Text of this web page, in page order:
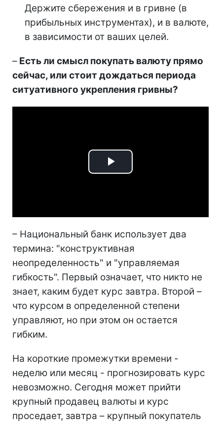
Держите сбережения и в гривне (в
прибыльных инструментах), и в валюте,
в зависимости от ваших целей.
– Есть ли смысл покупать валюту прямо
сейчас, или стоит дождаться периода
ситуативного укрепления гривны?
Play
– Национальный банк использует два
термина: "конструктивная
неопределенность" и "управляемая
гибкость". Первый означает, что никто не
знает, каким будет курс завтра. Второй –
что курсом в определенной степени
управляют, но при этом он остается
гибким.
На короткие промежутки времени -
неделю или месяц - прогнозировать курс
невозможно. Сегодня может прийти
крупный продавец валюты и курс
проседает, завтра – крупный покупатель